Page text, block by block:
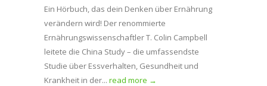
Ein Hörbuch, das dein Denken über Ernährung
verändern wird! Der renommierte
Ernährungswissenschaftler T. Colin Campbell
leitete die China Study – die umfassendste
Studie über Essverhalten, Gesundheit und
Krankheit in der... read more →